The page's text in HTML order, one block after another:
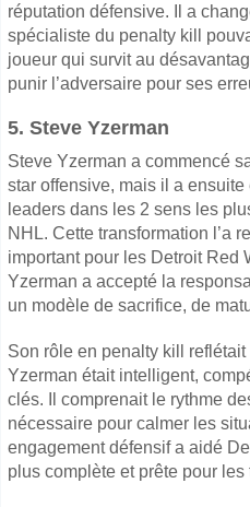
réputation défensive. Il a
spécialiste du penalty kill
joueur qui survit au
punir l’adversaire pour ses
5. Steve Yzerman
Steve Yzerman a commencé
star offensive, mais il a
leaders dans les 2 sens les
NHL. Cette transformation l’a
important pour les Detroit Red
Yzerman a accepté la
un modèle de sacrifice, de
Son rôle en penalty kill reflétait
Yzerman était intelligent,
clés. Il comprenait le rythme
nécessaire pour calmer les
engagement défensif a aidé
plus complète et prête pour les